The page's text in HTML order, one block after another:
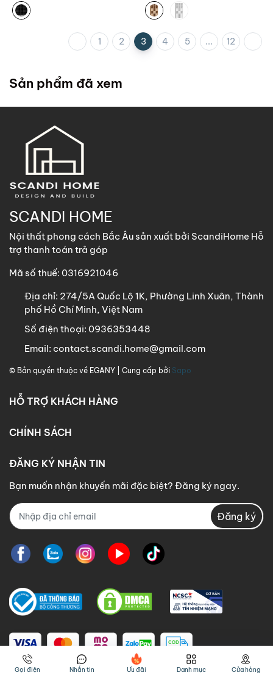
1 2 3 4 5 ... 12
Sản phẩm đã xem
SCANDI HOME
Nội thất phong cách Bắc Âu sản xuất bởi ScandiHome Hỗ
trợ thanh toán trả góp
Mã số thuế: 0316921046
Địa chỉ: 274/5A Quốc Lộ 1K, Phường Linh Xuân, Thành
phố Hồ Chí Minh, Việt Nam
Số điện thoại: 0936353448
Email: contact.scandi.home@gmail.com
© Bản quyền thuộc về EGANY | Cung cấp bởi Sapo
HỖ TRỢ KHÁCH HÀNG
CHÍNH SÁCH
ĐĂNG KÝ NHẬN TIN
Bạn muốn nhận khuyến mãi đặc biệt? Đăng ký ngay.
Đăng ký
Gọi điện Nhắn tin Ưu đãi Danh mục Cửa hàng